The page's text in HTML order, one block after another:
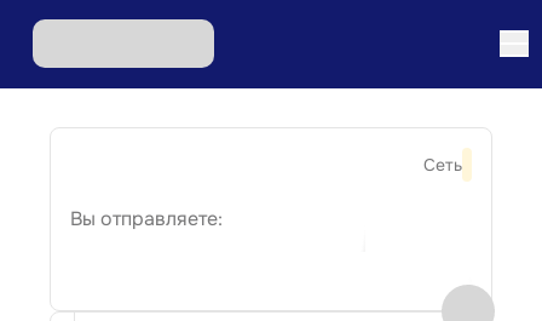
Сеть
Вы отправляете: